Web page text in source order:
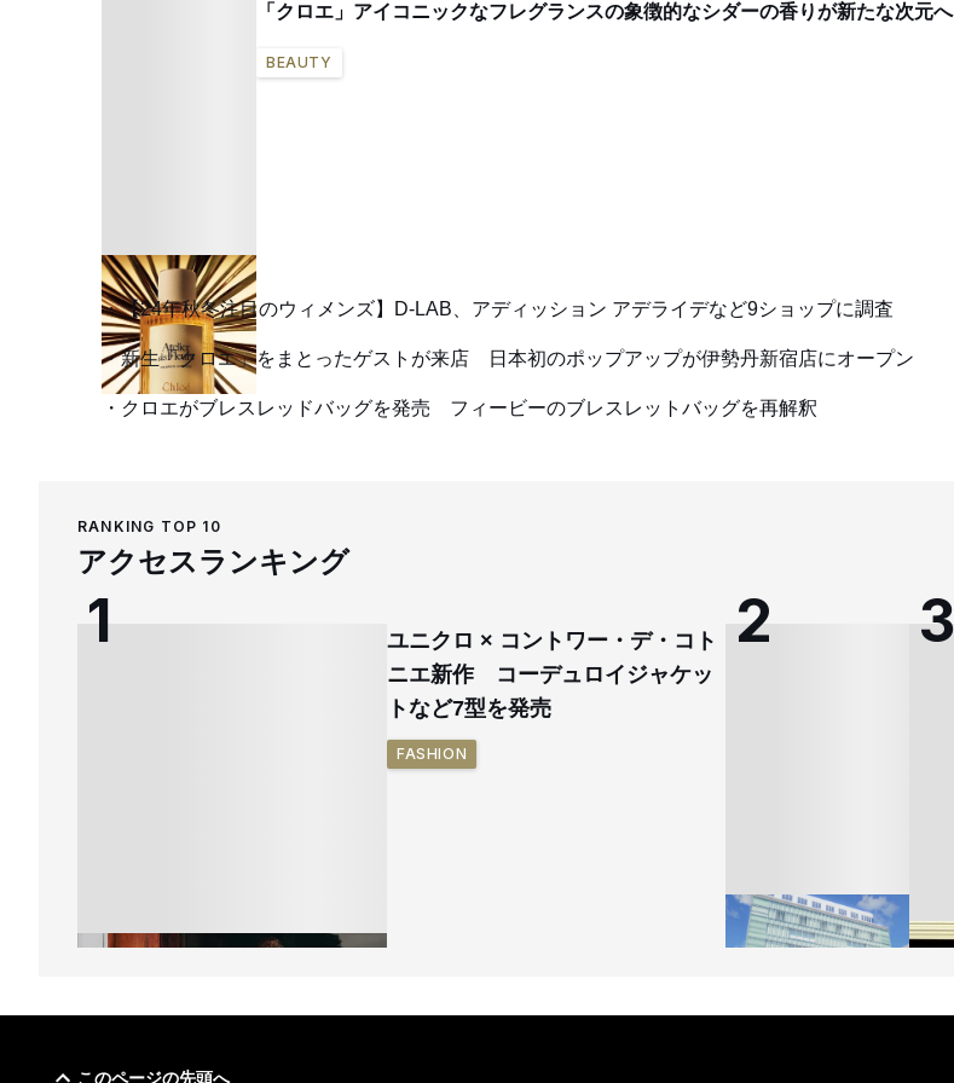
「クロエ」アイコニックなフレグランスの象徴的なシダーの香りが新たな次元へ
BEAUTY
【24年秋冬注目のウィメンズ】D-LAB、アディッション アデライデなど9ショップに調査
新生「クロエ」をまとったゲストが来店 日本初のポップアップが伊勢丹新宿店にオープン
クロエがブレスレッドバッグを発売 フィービーのブレスレットバッグを再解釈
RANKING TOP 10
アクセスランキング
ユニクロ × コントワー・デ・コト
ニエ新作 コーデュロイジャケッ
トなど7型を発売
FASHION
このページの先頭へ